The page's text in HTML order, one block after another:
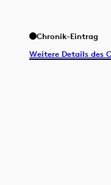
Chronik-Eintrag
Weitere Details des